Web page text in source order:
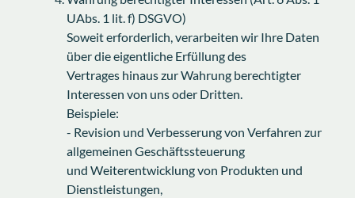
UAbs. 1 lit. f) DSGVO)
Soweit erforderlich, verarbeiten wir Ihre Daten
über die eigentliche Erfüllung des
Vertrages hinaus zur Wahrung berechtigter
Interessen von uns oder Dritten.
Beispiele:
- Revision und Verbesserung von Verfahren zur
allgemeinen Geschäftssteuerung
und Weiterentwicklung von Produkten und
Dienstleistungen,